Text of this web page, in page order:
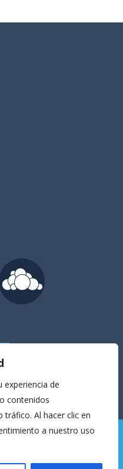
experiencia de
contenidos
tráfico. Al hacer clic en
a nuestro uso
por